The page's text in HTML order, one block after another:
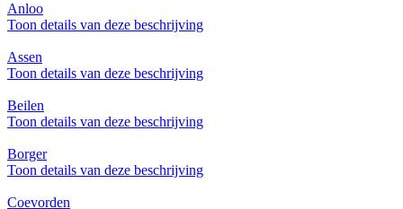
Anloo
Toon details van deze beschrijving
Assen
Toon details van deze beschrijving
Beilen
Toon details van deze beschrijving
Borger
Toon details van deze beschrijving
Coevorden